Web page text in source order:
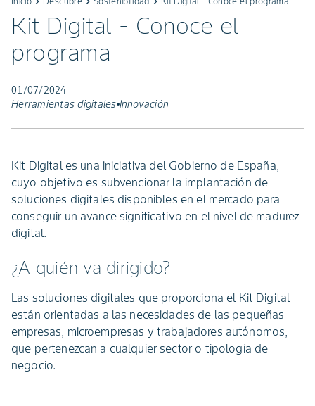
Kit Digital - Conoce el
programa
01/07/2024
Herramientas digitales Innovación
Kit Digital es una iniciativa del Gobierno de España,
cuyo objetivo es subvencionar la implantación de
soluciones digitales disponibles en el mercado para
conseguir un avance significativo en el nivel de madurez
digital.
¿A quién va dirigido?
Las soluciones digitales que proporciona el Kit Digital
están orientadas a las necesidades de las pequeñas
empresas, microempresas y trabajadores autónomos,
que pertenezcan a cualquier sector o tipología de
negocio.